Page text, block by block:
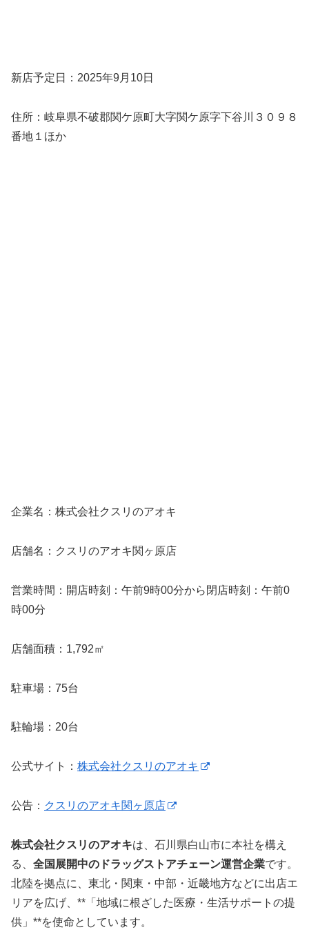
新店予定日：2025年9月10日
住所：岐阜県不破郡関ケ原町大字関ケ原字下谷川３０９８
番地１ほか
企業名：株式会社クスリのアオキ
店舗名：クスリのアオキ関ヶ原店
営業時間：開店時刻：午前9時00分から閉店時刻：午前0
時00分
店舗面積：1,792㎡
駐車場：75台
駐輪場：20台
公式サイト： 株式会社クスリのアオキ
公告： クスリのアオキ関ヶ原店
株式会社クスリのアオキは、石川県白山市に本社を構え
る、 全国展開中のドラッグストアチェーン運営企業です。
北陸を拠点に、東北・関東・中部・近畿地方などに出店エ
リアを広げ、**「地域に根ざした医療・生活サポートの提
供」**を使命としています。